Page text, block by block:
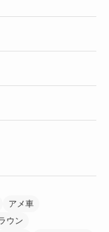
アメ車
ウン